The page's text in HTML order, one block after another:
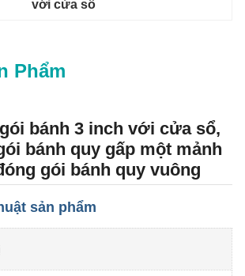
với cửa sổ
Phẩm
bánh 3 inch với cửa sổ,
bánh quy gấp một mảnh
gói bánh quy vuông
sản phẩm